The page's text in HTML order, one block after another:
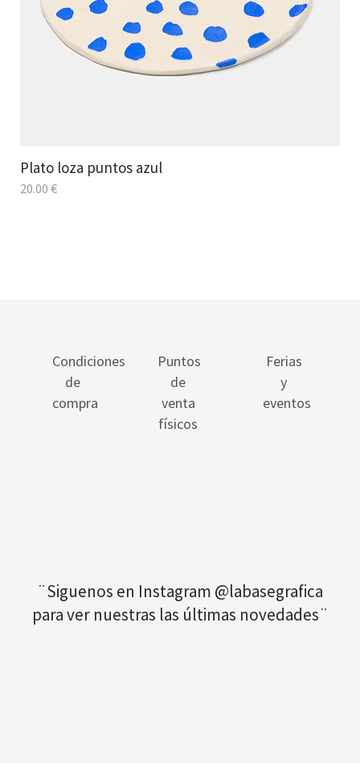
Plato loza puntos azul
20.00 €
Condiciones
de
compra
Puntos
de
venta
físicos
Ferias
y
eventos
¨Siguenos en Instagram @labasegrafica
para ver nuestras las últimas novedades¨